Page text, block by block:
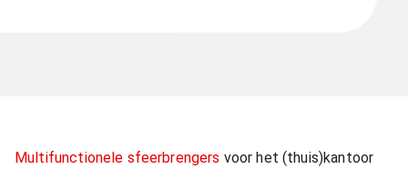
Multifunctionele sfeerbrengers voor het (thuis)kantoor